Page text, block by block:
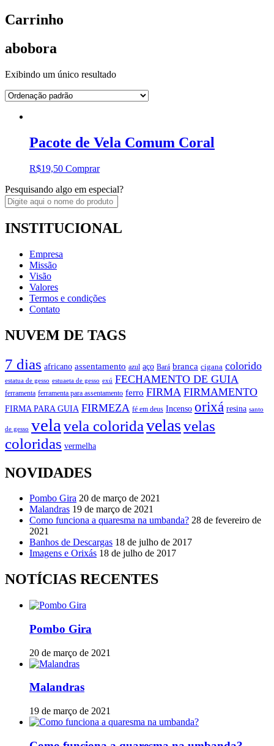
Carrinho
abobora
Exibindo um único resultado
Pacote de Vela Comum Coral
R$19,50 Comprar
Pesquisando algo em especial?
INSTITUCIONAL
Empresa
Missão
Visão
Valores
Termos e condições
Contato
NUVEM DE TAGS
7 dias africano assentamento azul aço Bará branca cigana colorido
estatua de gesso estuaeta de gesso exú FECHAMENTO DE GUIA
ferramenta ferramenta para assentamento ferro FIRMA FIRMAMENTO
FIRMA PARA GUIA FIRMEZA fé em deus Incenso orixá resina santo
de gesso vela vela coloridavelasvelas
coloridas vermelha
NOVIDADES
Pombo Gira 20 de março de 2021
Malandras 19 de março de 2021
Como funciona a quaresma na umbanda? 28 de fevereiro de
2021
Banhos de Descargas 18 de julho de 2017
Imagens e Orixás 18 de julho de 2017
NOTÍCIAS RECENTES
Pombo Gira
20 de março de 2021
Malandras
19 de março de 2021